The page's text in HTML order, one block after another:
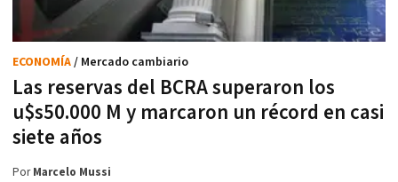
Las reservas del BCRA superaron los
u$s50.000 M y marcaron un récord en casi
siete años
ECONOMÍA/ Mercado cambiario
PorMarcelo Mussi